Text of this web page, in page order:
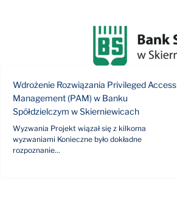
Wdrożenie Rozwiązania Privileged Access
Management (PAM) w Banku
Spółdzielczym w Skierniewicach
Wyzwania Projekt wiązał się z kilkoma
wyzwaniami Konieczne było dokładne
rozpoznanie...